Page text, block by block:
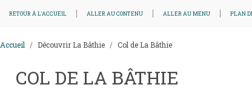
RETOUR À L'ACCUEIL ALLER AU CONTENU ALLER AU MENU PLAN
Accueil Découvrir La Bâthie Col de La Bâthie
COL DE LA BÂTHIE